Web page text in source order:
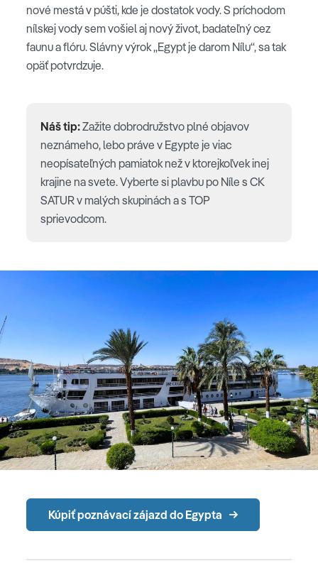
nové mestá v púšti, kde je dostatok vody. S príchodom
nílskej vody sem vošiel aj nový život, badateľný cez
faunu a flóru. Slávny výrok „Egypt je darom Nílu“, sa tak
opäť potvrdzuje.
Náš tip:Zažite dobrodružstvo plné objavov
neznámeho, lebo práve v Egypte je viac
neopísateľných pamiatok než v ktorejkoľvek inej
krajine na svete. Vyberte si plavbu po Níle s CK
SATUR v malých skupinách a s TOP
sprievodcom.
Kúpiť poznávací zájazd do Egypta